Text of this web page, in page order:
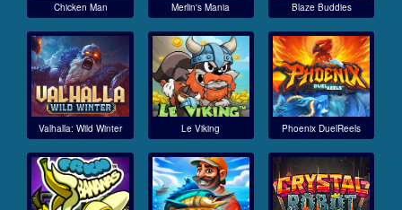
Chicken Man Merlin's Mania Blaze Buddies
Valhalla: Wild Winter Le Viking Phoenix DuelReels